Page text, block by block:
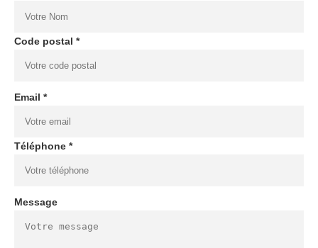
Code postal *
Email *
Téléphone *
Message